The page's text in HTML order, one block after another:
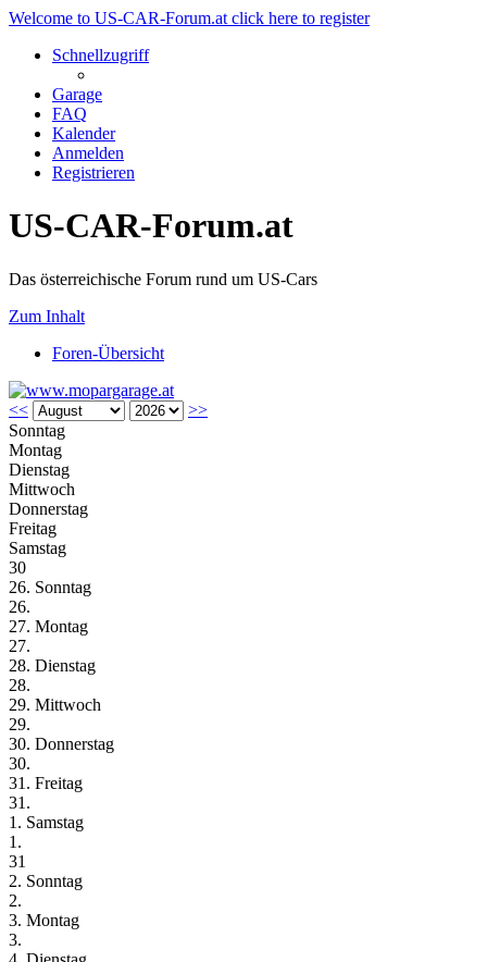
Welcome to US-CAR-Forum.at click here to register
Schnellzugriff
Garage
FAQ
Kalender
Anmelden
Registrieren
US-CAR-Forum.at
Das österreichische Forum rund um US-Cars
Zum Inhalt
Foren-Übersicht
<<
>>
Sonntag
Montag
Dienstag
Mittwoch
Donnerstag
Freitag
Samstag
30
26. Sonntag
26.
27. Montag
27.
28. Dienstag
28.
29. Mittwoch
29.
30. Donnerstag
30.
31. Freitag
31.
1. Samstag
1.
31
2. Sonntag
2.
3. Montag
3.